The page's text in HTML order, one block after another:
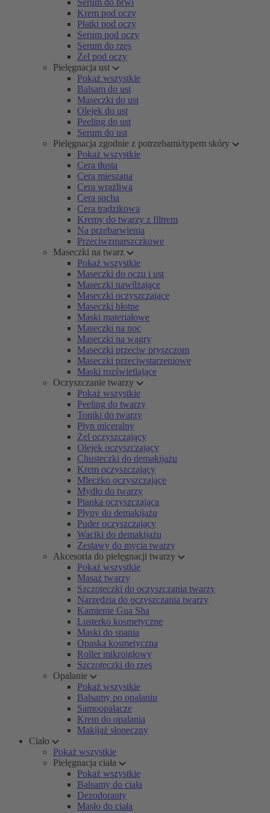
Serum do brwi
Krem pod oczy
Płatki pod oczy
Serum pod oczy
Serum do rzęs
Żel pod oczy
Pielęgnacja ust
Pokaż wszystkie
Balsam do ust
Maseczki do ust
Olejek do ust
Peeling do ust
Serum do ust
Pielęgnacja zgodnie z potrzebami/typem skóry
Pokaż wszystkie
Cera tłusta
Cera mieszana
Cera wrażliwa
Cera sucha
Cera trądzikowa
Kremy do twarzy z filtrem
Na przebarwienia
Przeciwzmarszczkowe
Maseczki na twarz
Pokaż wszystkie
Maseczki do oczu i ust
Maseczki nawilżające
Maseczki oczyszczające
Maseczki błotne
Maski materiałowe
Maseczki na noc
Maseczki na wągry
Maseczki przeciw pryszczom
Maseczki przeciwstarzeniowe
Maski rozświetlające
Oczyszczanie twarzy
Pokaż wszystkie
Peeling do twarzy
Toniki do twarzy
Płyn miceralny
Żel oczyszczający
Olejek oczyszczający
Chusteczki do demakijażu
Krem oczyszczający
Mleczko oczyszczające
Mydło do twarzy
Pianka oczyszczająca
Płyny do demakijażu
Puder oczyszczający
Waciki do demakijażu
Zestawy do mycia twarzy
Akcesoria do pielęgnacji twarzy
Pokaż wszystkie
Masaż twarzy
Szczoteczki do oczyszczania twarzy
Narzędzia do oczyszczania twarzy
Kamienie Gua Sha
Lusterko kosmetyczne
Maski do spania
Opaska kosmetyczna
Roller mikroigłowy
Szczoteczki do rzęs
Opalanie
Pokaż wszystkie
Balsamy po opalaniu
Samoopalacze
Krem do opalania
Makijaż słoneczny
Ciało
Pokaż wszystkie
Pielęgnacja ciała
Pokaż wszystkie
Balsamy do ciała
Dezodoranty
Masło do ciała